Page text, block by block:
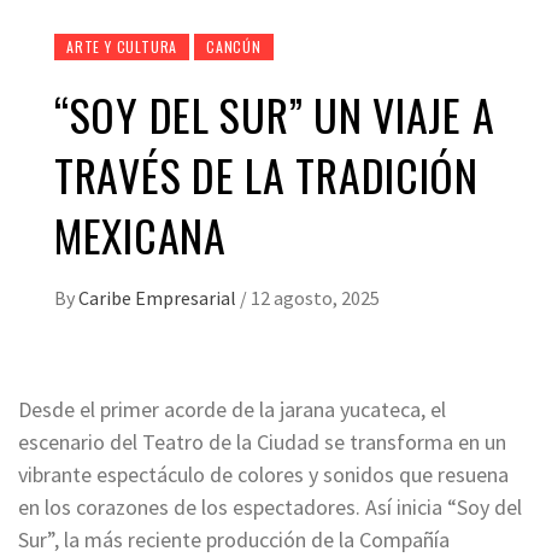
ARTE Y CULTURA CANCÚN
“SOY DEL SUR” UN VIAJE A
TRAVÉS DE LA TRADICIÓN
MEXICANA
ByCaribe Empresarial / 12 agosto, 2025
Desde el primer acorde de la jarana yucateca, el
escenario del Teatro de la Ciudad se transforma en un
vibrante espectáculo de colores y sonidos que resuena
en los corazones de los espectadores. Así inicia “Soy del
Sur”, la más reciente producción de la Compañía